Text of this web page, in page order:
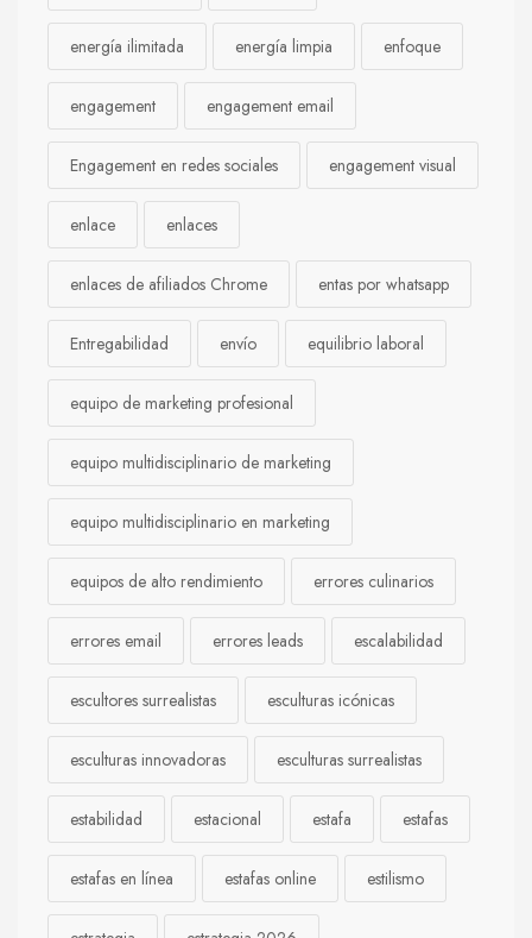
energía ilimitada energía limpia enfoque
engagement engagement email
Engagement en redes sociales engagement visual
enlace enlaces
enlaces de afiliados Chrome entas por whatsapp
Entregabilidad envío equilibrio laboral
equipo de marketing profesional
equipo multidisciplinario de marketing
equipo multidisciplinario en marketing
equipos de alto rendimiento errores culinarios
errores email errores leads escalabilidad
escultores surrealistas esculturas icónicas
esculturas innovadoras esculturas surrealistas
estabilidad estacional estafa estafas
estafas en línea estafas online estilismo